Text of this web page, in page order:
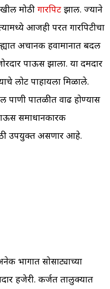
मोठी गारपिट झाली. ज्याने
आजही परत गारपिटीचा
अचानक हवामानात बदल
पाऊस झाला. या दमदार
लोट पाहायला मिळाले.
पातळीत वाढ होण्यास
समाधानकारक
उपयुक्त असणार आहे.
भागात सोसाट्याच्या
हजेरी. कर्जत तालुक्यात